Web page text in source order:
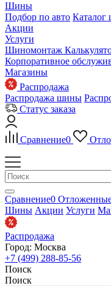
Шины
Подбор по авто Каталог
Акции
Услуги
Шиномонтаж
Корпоративное
Магазины
Распродажа
Распродажа шины
Статус заказа
Сравнение0
Сравнение0
Шины Акции Услуги
Распродажа
Город: Москва
+7 (499) 288-85-56
Поиск
Поиск